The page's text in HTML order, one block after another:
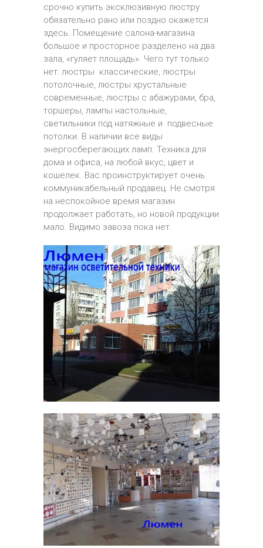
срочно купить эксклюзивную люстру
обязательно рано или поздно окажется
здесь. Помещение салона-магазина
большое и просторное разделено на два
зала, «гуляет площадь». Чего тут только
нет: люстры классические, люстры
потолочные, люстры хрустальные
современные, люстры с абажурами, бра,
торшеры, лампы настольные,
светильники под натяжные и подвесные
потолки. В наличии все виды
энергосберегающих ламп. Техника для
дома и офиса, на любой вкус, цвет и
кошелек. Вас проинструктирует очень
коммуникабельный продавец. Не смотря
на неспокойное время магазин
продолжает работать, но новой продукции
мало. Видимо завоза пока нет.